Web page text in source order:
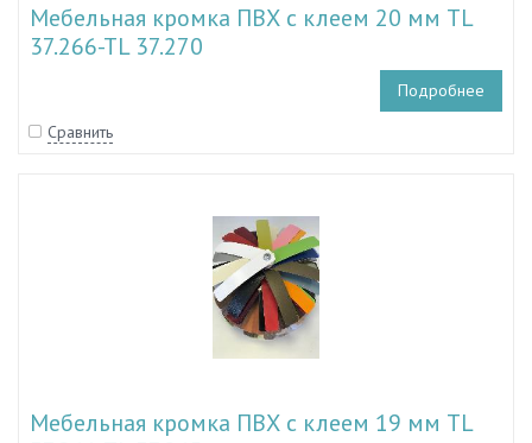
Мебельная кромка ПВХ с клеем 20 мм TL
37.266-TL 37.270
Подробнее
Сравнить
Мебельная кромка ПВХ с клеем 19 мм TL